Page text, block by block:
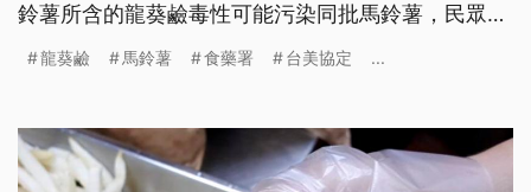
鈴薯所含的龍葵鹼毒性可能污染同批馬鈴薯，民眾若
則強調，若發現馬鈴薯有腐敗或龍葵鹼含量超標，就
龍葵鹼 馬鈴薯 食藥署 台美協定 ...